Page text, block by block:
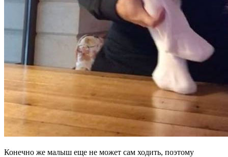
Конечно же малыш еще не может сам ходить, поэтому